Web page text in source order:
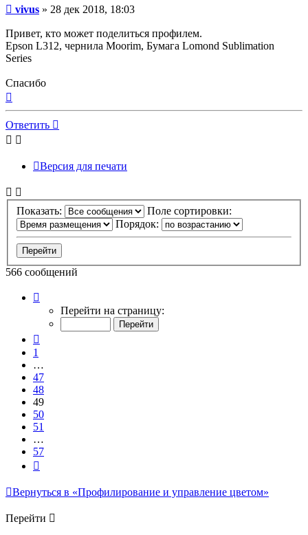
Непрочитанное
vivus » 28 дек 2018, 18:03
Привет, кто может поделиться профилем.
Epson L312, чернила Moorim, Бумага Lomond Sublimation
Series
Спасибо
началу
Ответить
Версия для печати
Показать:
Поле сортировки:
Порядок:
566 сообщений
49
Перейти на страницу:
1
…
47
48
49
50
51
…
57
Вернуться в «Профилирование и управление цветом»
Перейти